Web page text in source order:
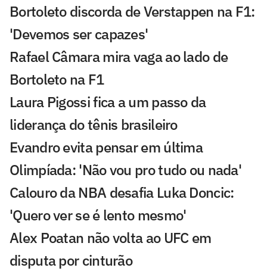
Bortoleto discorda de Verstappen na F1:
'Devemos ser capazes'
Rafael Câmara mira vaga ao lado de
Bortoleto na F1
Laura Pigossi fica a um passo da
liderança do tênis brasileiro
Evandro evita pensar em última
Olimpíada: 'Não vou pro tudo ou nada'
Calouro da NBA desafia Luka Doncic:
'Quero ver se é lento mesmo'
Alex Poatan não volta ao UFC em
disputa por cinturão